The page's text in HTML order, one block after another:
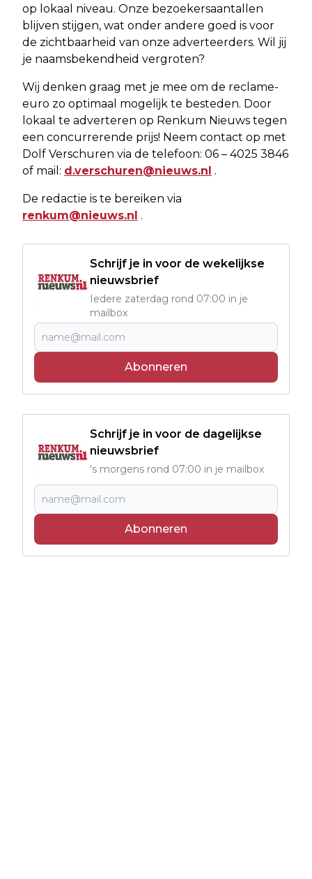
op lokaal niveau. Onze bezoekersaantallen
blijven stijgen, wat onder andere goed is voor
de zichtbaarheid van onze adverteerders. Wil jij
je naamsbekendheid vergroten?
Wij denken graag met je mee om de reclame-
euro zo optimaal mogelijk te besteden. Door
lokaal te adverteren op Renkum Nieuws tegen
een concurrerende prijs! Neem contact op met
Dolf Verschuren via de telefoon: 06 – 4025 3846
of mail: d.verschuren@nieuws.nl .
De redactie is te bereiken via
renkum@nieuws.nl .
Schrijf je in voor de wekelijkse
nieuwsbrief
Iedere zaterdag rond 07:00 in je
mailbox
Abonneren
Schrijf je in voor de dagelijkse
nieuwsbrief
's morgens rond 07:00 in je mailbox
Abonneren